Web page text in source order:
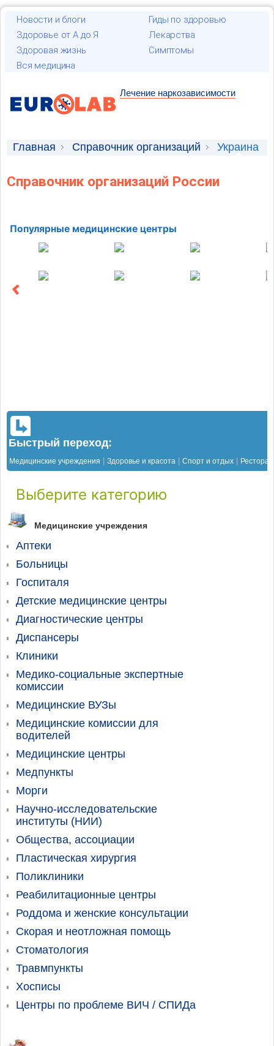
Новости и блоги
Гиды по здоровью
Здоровье от А до Я
Лекарства
Здоровая жизнь
Симптомы
Вся медицина
Лечение наркозависимости
Главная Справочник организаций Украина
Справочник организаций России
Популярные медицинские центры
Быстрый переход:
Медицинские учреждения Здоровье и красота Спорт и отдых
Выберите категорию
Медицинские учреждения
Аптеки
Больницы
Госпиталя
Детские медицинские центры
Диагностические центры
Диспансеры
Клиники
Медико-социальные экспертные
комиссии
Медицинские ВУЗы
Медицинские комиссии для
водителей
Медицинские центры
Медпункты
Морги
Научно-исследовательские
институты (НИИ)
Общества, ассоциации
Пластическая хирургия
Поликлиники
Реабилитационные центры
Роддома и женские консультации
Скорая и неотложная помощь
Стоматология
Травмпункты
Хосписы
Центры по проблеме ВИЧ / СПИДа